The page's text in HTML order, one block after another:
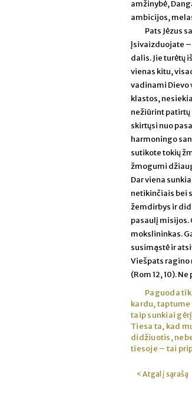
amžinybė,
ambicijos,
Pats Jėzus
Įsivaizduojate
dalis. Jie turėtų
vienas kitu,
vadinami Dievo
klastos,
nežiūrint patirtų
skirtųsi nuo
harmoningo
sutikote tokių
žmogumi
Dar viena
netikinčiais bei
žemdirbys ir
pasaulį misijos.
mokslininkas.
susimąstė ir
Viešpats ragino
(Rom 12, 10).
Paguoda
kardu, taptume
taip sunkiai
Tiesa ta, kad
didžiuotis,
tiesoje – tai
< Atgal į sąrašą